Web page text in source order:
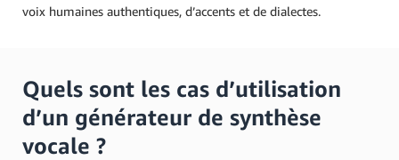
voix humaines authentiques, d’accents et de dialectes.
Quels sont les cas d’utilisation
d’un générateur de synthèse
vocale ?